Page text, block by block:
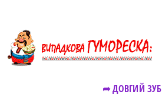
➦ ДОВГИЙ ЗУБ